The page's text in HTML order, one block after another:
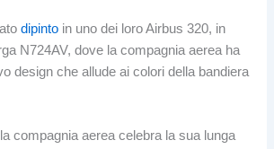
dipinto in uno dei loro Airbus 320, in
N724AV, dove la compagnia aerea ha
design che allude ai colori della bandiera
compagnia aerea celebra la sua lunga